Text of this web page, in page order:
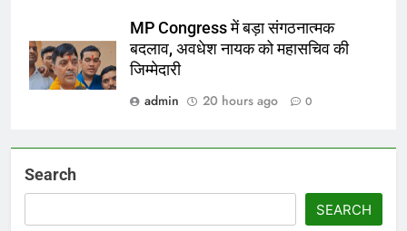
MP Congress में बड़ा संगठनात्मक
बदलाव, अवधेश नायक को महासचिव की
जिम्मेदारी
admin
20 hours ago 0
Search
SEARCH